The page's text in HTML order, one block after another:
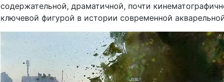
содержательной, драматичной, почти
ключевой фигурой в истории современной